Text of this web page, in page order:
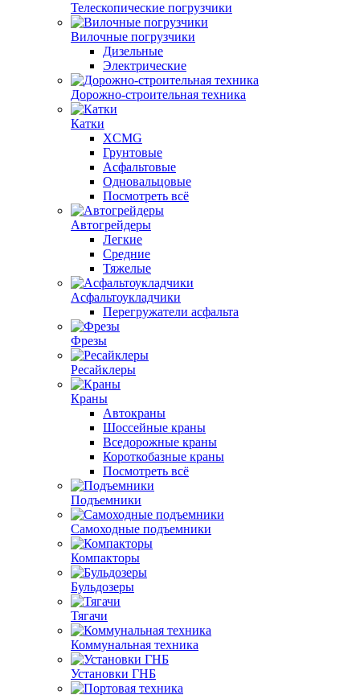
Телескопические погрузчики
Вилочные погрузчики
Дизельные
Электрические
Дорожно-строительная техника
Катки
XCMG
Грунтовые
Асфальтовые
Одновальцовые
Посмотреть всё
Автогрейдеры
Легкие
Средние
Тяжелые
Асфальтоукладчики
Перегружатели асфальта
Фрезы
Ресайклеры
Краны
Автокраны
Шоссейные краны
Вседорожные краны
Короткобазные краны
Посмотреть всё
Подъемники
Самоходные подъемники
Компакторы
Бульдозеры
Тягачи
Коммунальная техника
Установки ГНБ